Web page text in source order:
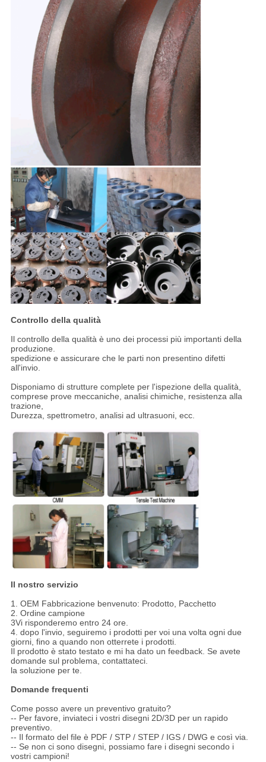
Controllo della qualità
Il controllo della qualità è uno dei processi più importanti della
produzione.
spedizione e assicurare che le parti non presentino difetti
all'invio.
Disponiamo di strutture complete per l'ispezione della qualità,
comprese prove meccaniche, analisi chimiche, resistenza alla
trazione,
Durezza, spettrometro, analisi ad ultrasuoni, ecc.
Il nostro servizio
1. OEM Fabbricazione benvenuto: Prodotto, Pacchetto
2. Ordine campione
3Vi risponderemo entro 24 ore.
4. dopo l'invio, seguiremo i prodotti per voi una volta ogni due
giorni, fino a quando non otterrete i prodotti.
Il prodotto è stato testato e mi ha dato un feedback. Se avete
domande sul problema, contattateci.
la soluzione per te.
Domande frequenti
Come posso avere un preventivo gratuito?
-- Per favore, inviateci i vostri disegni 2D/3D per un rapido
preventivo.
-- Il formato del file è PDF / STP / STEP / IGS / DWG e così via.
-- Se non ci sono disegni, possiamo fare i disegni secondo i
vostri campioni!